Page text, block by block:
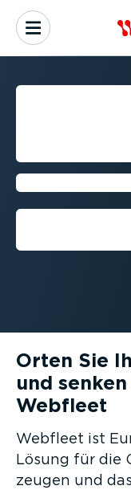
ALLE
Mit Webfleet
Orten Sie
und
Webfleet
Webfleet ist
Lösung für die
zeugen und das